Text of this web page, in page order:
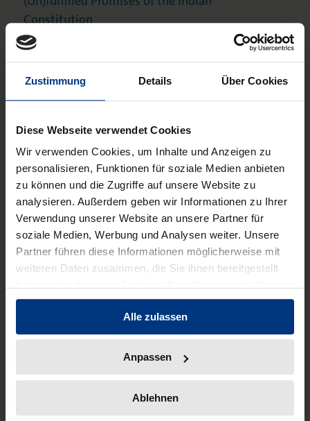
Zustimmung Details Über Cookies
Diese Webseite verwendet Cookies
Wir verwenden Cookies, um Inhalte und Anzeigen zu
personalisieren, Funktionen für soziale Medien anbieten
zu können und die Zugriffe auf unsere Website zu
analysieren. Außerdem geben wir Informationen zu Ihrer
Verwendung unserer Website an unsere Partner für
soziale Medien, Werbung und Analysen weiter. Unsere
Partner führen diese Informationen möglicherweise mit
weiteren Daten zusammen, die Sie ihnen bereitgestellt
gesammelt haben.
Alle zulassen
Anpassen
Ablehnen
Constitution
Heft 3-2015: The Current State of
Democracy in South Africa
Heft 2-2014: New Actors and
Instruments in the Law of
Development Cooperation
Heft 1-2014: Innovation in Social
Security Legislation: Comparative
perspectives
Heft 3-2013: Kamerun
Heft 2-2013: Sudan
Heft 2-2012: Postkoloniale Theorie
und Recht
Heft 2-2011: Indisches
Heft 4-2009: Soziale Grundrechte
Heft 1-2008: Globalisierung des